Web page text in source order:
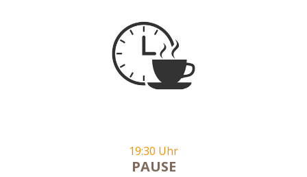
19:30 Uhr
PAUSE